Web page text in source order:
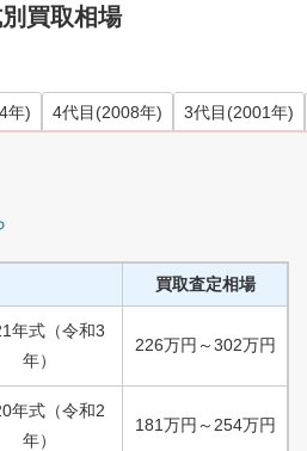
買取相場
年) 4代目 (2008年) 3代目 (2001年)
買取査定相場
年式 （令和3
年）
226万円 ～302万円
年式 （令和2
年）
181万円 ～ 254万円